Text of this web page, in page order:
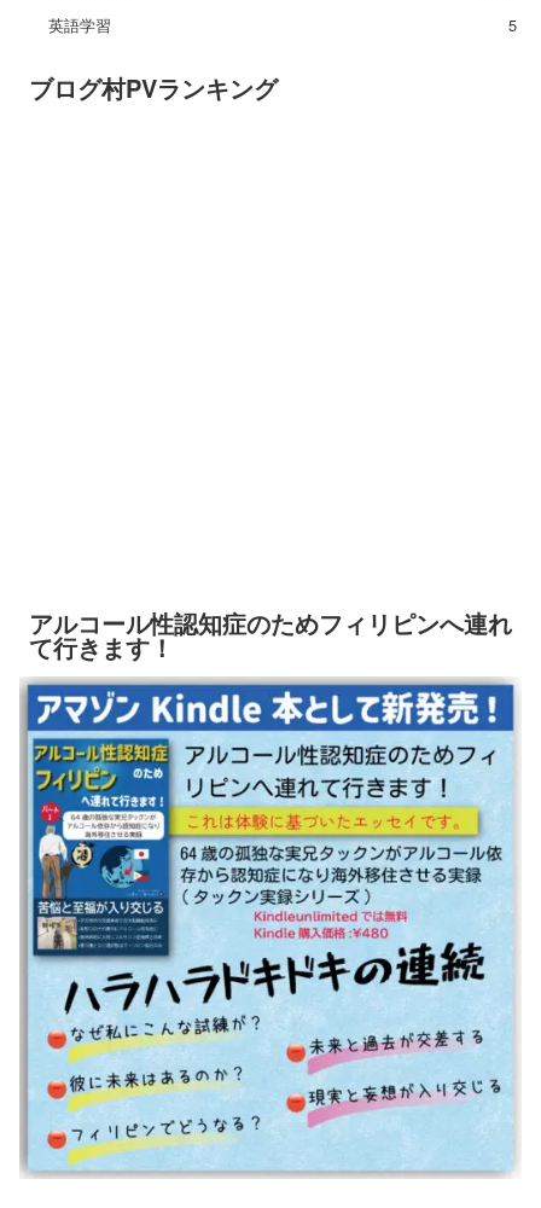
英語学習
5
ブログ村PVランキング
アルコール性認知症のためフィリピンへ連れ
て行きます！